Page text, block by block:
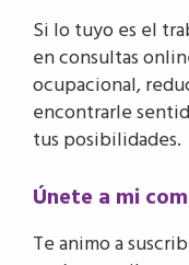
Si lo tuyo es el
en consultas
ocupacional,
encontrarle
tus posibilidades.
Únete a mi
Te animo a